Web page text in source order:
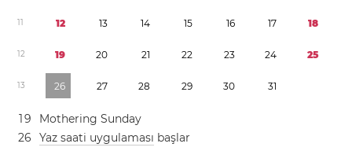
11 12 13 14 15 16 17 18
12 19 20 21 22 23 24 25
13 26 27 28 29 30 31
19
Mothering Sunday
26 Yaz saati uygulaması başlar